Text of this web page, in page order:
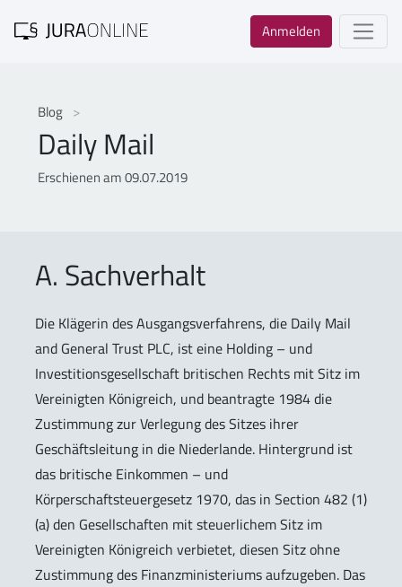
Anmelden
Blog
Daily Mail
Erschienen am 09.07.2019
A. Sachverhalt
Die Klägerin des Ausgangsverfahrens, die Daily Mail
and General Trust PLC, ist eine Holding – und
Investitionsgesellschaft britischen Rechts mit Sitz im
Vereinigten Königreich, und beantragte 1984 die
Zustimmung zur Verlegung des Sitzes ihrer
Geschäftsleitung in die Niederlande. Hintergrund ist
das britische Einkommen – und
Körperschaftsteuergesetz 1970, das in Section 482 (1)
(a) den Gesellschaften mit steuerlichem Sitz im
Vereinigten Königreich verbietet, diesen Sitz ohne
Zustimmung des Finanzministeriums aufzugeben. Das